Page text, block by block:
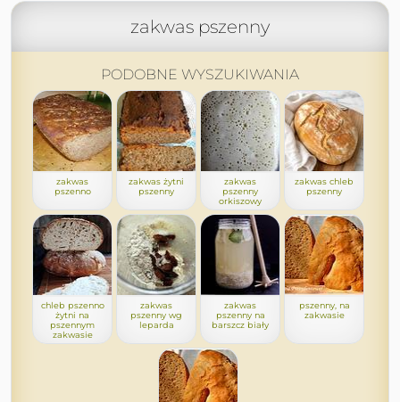
zakwas pszenny
PODOBNE WYSZUKIWANIA
zakwas
pszenno
zakwas żytni
pszenny
zakwas
pszenny
orkiszowy
zakwas chleb
pszenny
chleb pszenno
żytni na
pszennym
zakwasie
zakwas
pszenny wg
leparda
zakwas
pszenny na
barszcz biały
pszenny, na
zakwasie